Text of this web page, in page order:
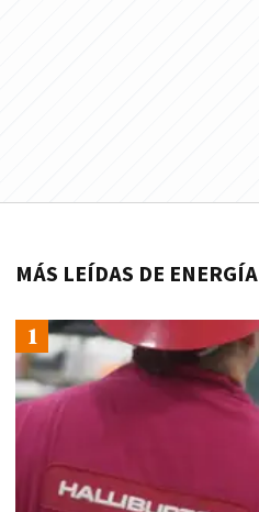
MÁS LEÍDAS DE ENERGÍA